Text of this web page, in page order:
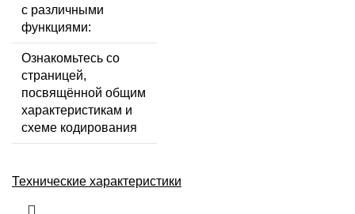
с различными
функциями:
Ознакомьтесь со
страницей,
посвящённой общим
характеристикам и
схеме кодирования
Технические характеристики